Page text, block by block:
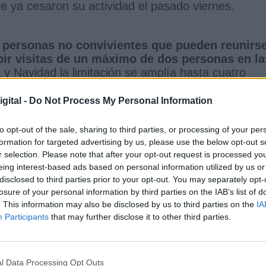
- Do Not Process My Personal Information
opt-out of the sale, sharing to third parties, or processing of your
for targeted advertising by us, please use the below opt-out
selection. Please note that after your opt-out request is processed
interest-based ads based on personal information utilized by us
to third parties prior to your opt-out. You may separately
of your personal information by third parties on the IAB’s list of
This information may also be disclosed by us to third parties on the
Participants that may further disclose it to other third parties.
Data Processing Opt Outs
ya cesaron su actividad el pasado viernes.
no convivientes que pueden
visitas de un máximo de dos personas en
Navidad la limitación se amplía hasta cuatro
de año.
ha sido Jaap Van Dissel, jefe del
para la Salud y el Entorno (RIVM) y del equipo
que la variante ómicron sea
que no estamos tan bien protegidos contra
de prensa junto a Rutte.
de que el confinamiento intenta evitar un
de Sanidad para que avance en la
la vacuna.